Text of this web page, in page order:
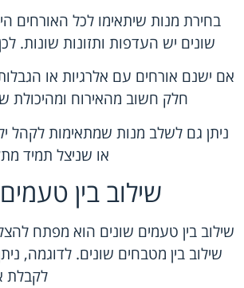
בחירת מנות שיתאימו לכל האורחים
שונים יש העדפות ותזונות שונות.
אם ישנם אורחים עם אלרגיות או
חלק חשוב מהאירוח ומהיכולת
ניתן גם לשלב מנות שמתאימות לקהל
או שניצל תמיד
שילוב בין
שילוב בין טעמים שונים הוא מפתח
שילוב בין מטבחים שונים. לדוגמה,
לקבלת